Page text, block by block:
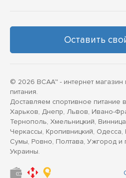
Оставить
© 2026 BCAA™ - интернет
питания.
Доставляем спортивное питание
Харьков, Днепр, Львов, Ивано-
Тернополь, Хмельницкий,
Черкассы, Кропивницкий,
Сумы, Ровно, Полтава, Ужгород и
Украины.